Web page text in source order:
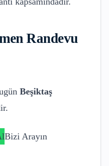
Randevu
Beşiktaş
Bizi Arayın